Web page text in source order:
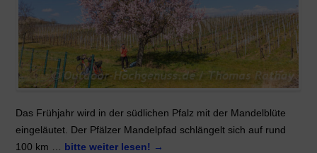
Das Frühjahr wird in der südlichen Pfalz mit der Mandelblüte
eingeläutet. Der Pfälzer Mandelpfad schlängelt sich auf rund
100 km … bitte weiter lesen! →